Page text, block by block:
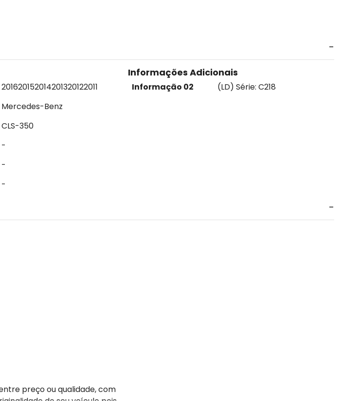
201620152014201320122011
Mercedes-Benz
CLS-350
-
-
-
Informações Adicionais
Informação 02 (LD) Série: C218
preço ou qualidade, com
do seu veículo pois